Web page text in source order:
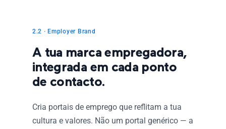
2.2 · Employer Brand
A tua marca empregadora,
integrada em cada ponto
de contacto.
Cria portais de emprego que reflitam a tua
cultura e valores. Não um portal genérico — a